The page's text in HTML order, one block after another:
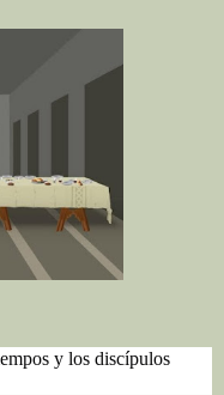
y los discípulos